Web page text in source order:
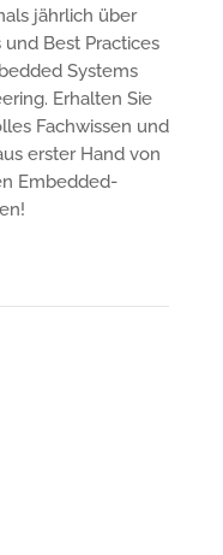
jährlich über
und Best Practices
Systems
Erhalten Sie
Fachwissen und
erster Hand von
Embedded-